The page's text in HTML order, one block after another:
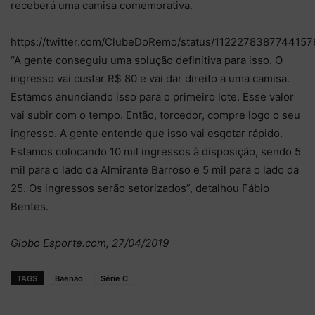
receberá uma camisa comemorativa.
https://twitter.com/ClubeDoRemo/status/
“A gente conseguiu uma solução definitiva para isso. O
ingresso vai custar R$ 80 e vai dar direito a uma camisa.
Estamos anunciando isso para o primeiro lote. Esse valor
vai subir com o tempo. Então, torcedor, compre logo o seu
ingresso. A gente entende que isso vai esgotar rápido.
Estamos colocando 10 mil ingressos à disposição, sendo 5
mil para o lado da Almirante Barroso e 5 mil para o lado da
25. Os ingressos serão setorizados”, detalhou Fábio
Bentes.
Globo Esporte.com, 27/04/2019
TAGS Baenão Série C